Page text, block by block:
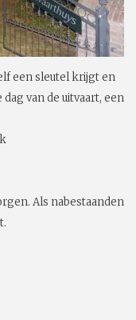
een sleutel krijgt en
van de uitvaart, een
Als nabestaanden